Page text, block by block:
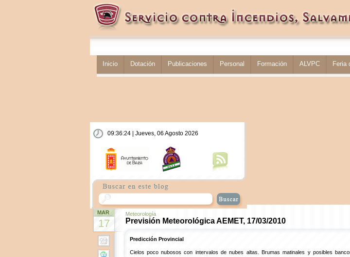
Inicio Dotación Publicaciones Personal Formación ALVPC Feria
09:36:24 | Jueves, 06 Agosto 2026
MAR
17
Meteorología
Previsión Meteorológica AEMET, 17/03/2010
Predicción Provincial
Cielos poco nubosos con intervalos de nubes altas. Brumas matinales y posibles